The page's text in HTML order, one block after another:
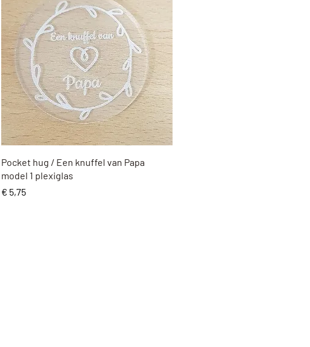
Snel overzicht
Pocket hug / Een knuffel van Papa
model 1 plexiglas
Prijs
€ 5,75